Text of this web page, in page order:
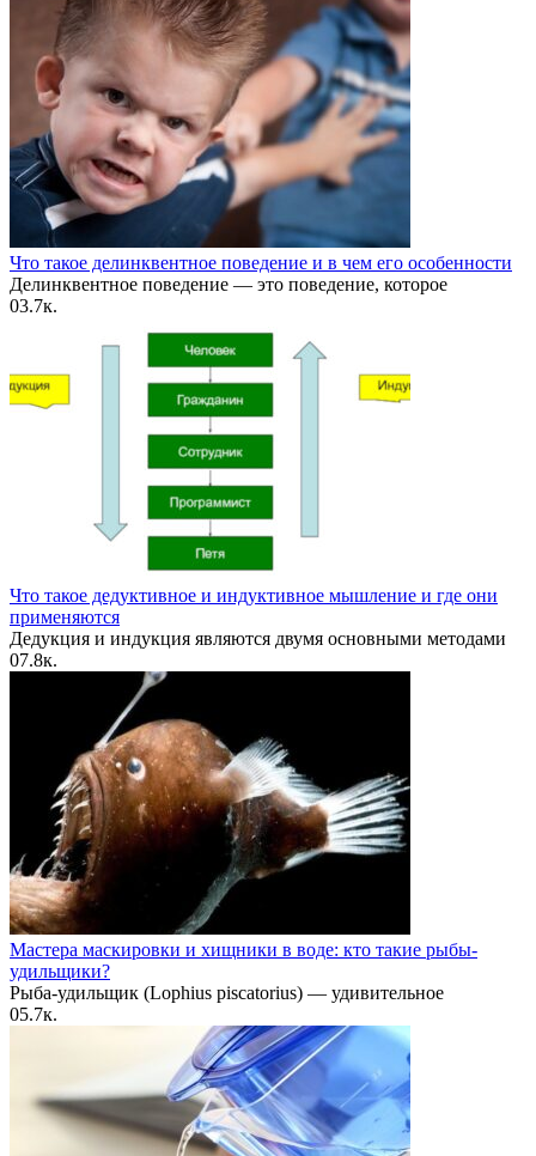
Что такое делинквентное поведение и в чем его особенности
Делинквентное поведение — это поведение, которое
03.7к.
Что такое дедуктивное и индуктивное мышление и где они
применяются
Дедукция и индукция являются двумя основными методами
07.8к.
Мастера маскировки и хищники в воде: кто такие рыбы-
удильщики?
Рыба-удильщик (Lophius piscatorius) — удивительное
05.7к.